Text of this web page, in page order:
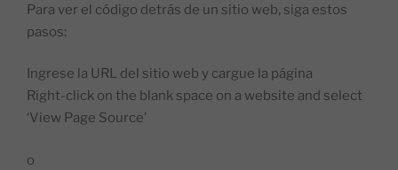
Para ver el código detrás de un sitio web, siga estos
pasos:
Ingrese la URL del sitio web y cargue la página
Right-click on the blank space on a website and select
‘View Page Source’
o